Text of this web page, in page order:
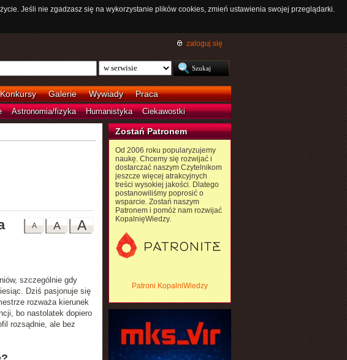
Jeśli nie zgadzasz się na wykorzystanie plików cookies, zmień ustawienia swojej przeglądarki.
zaloguj się
Konkursy Galerie Wywiady Praca
Astronomia/fizyka Humanistyka Ciekawostki
A
A
A
szczególnie gdy
Dziś pasjonuje się
rozważa kierunek
bo nastolatek dopiero
rozsądnie, ale bez
Zostań Patronem
Od 2006 roku popularyzujemy
naukę. Chcemy się rozwijać i
dostarczać naszym Czytelnikom
jeszcze więcej atrakcyjnych
treści wysokiej jakości. Dlatego
postanowiliśmy poprosić o
wsparcie. Zostań naszym
Patronem i pomóż nam rozwijać
KopalnięWiedzy.
Patroni KopalniWiedzy